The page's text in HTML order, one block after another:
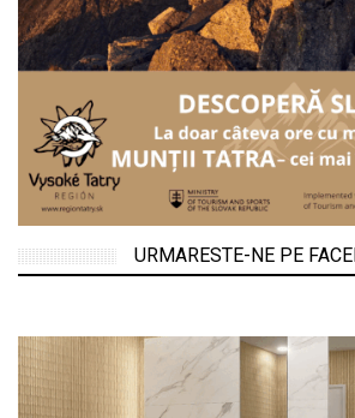
URMARESTE-NE PE